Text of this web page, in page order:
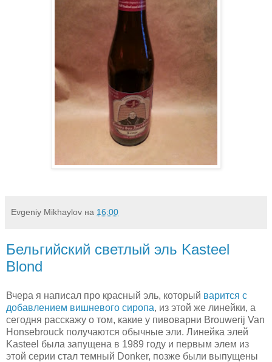
Evgeniy Mikhaylov на 16:00
Бельгийский светлый эль Kasteel
Blond
Вчера я написал про красный эль, который варится с
добавлением вишневого сиропа, из этой же линейки, а
сегодня расскажу о том, какие у пивоварни Brouwerij Van
Honsebrouck получаются обычные эли. Линейка элей
Kasteel была запущена в 1989 году и первым элем из
этой серии стал темный Donker, позже были выпущены